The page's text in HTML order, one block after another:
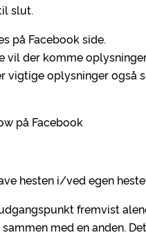
slut.
på Facebook side.
vil der komme
vigtige oplysninger også
på Facebook
hesten i/ved egen
fremvist
med en anden.